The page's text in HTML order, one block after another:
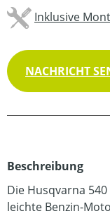
Inklusive
Beschreibung
Die Husqvarna
leichte Benzin-